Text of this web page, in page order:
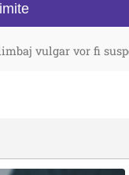
vulgar vor fi